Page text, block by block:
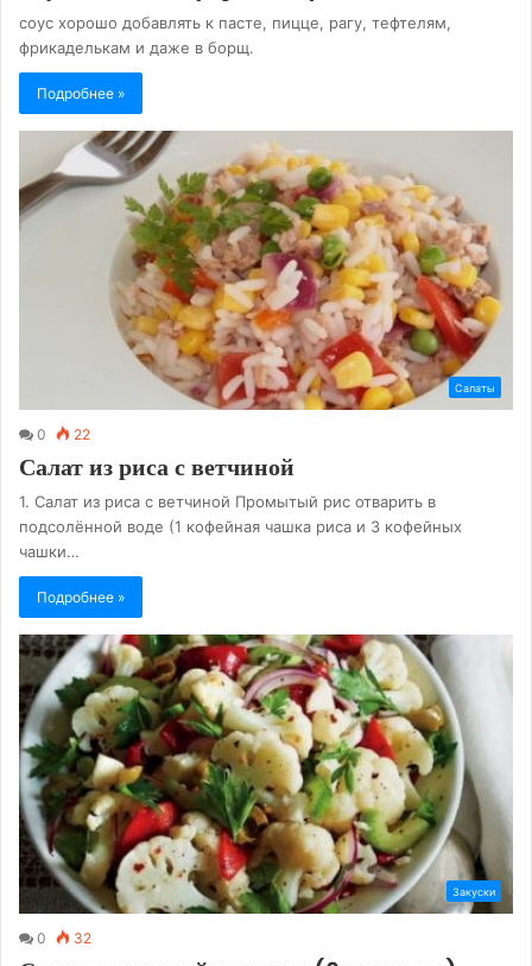
соус хорошо добавлять к пасте, пицце, рагу, тефтелям,
фрикаделькам и даже в борщ.
Подробнее »
Салаты
0 22
Салат из риса с ветчиной
1. Салат из риса с ветчиной Промытый рис отварить в
подсолённой воде (1 кофейная чашка риса и 3 кофейных
чашки…
Подробнее »
Закуски
0 32